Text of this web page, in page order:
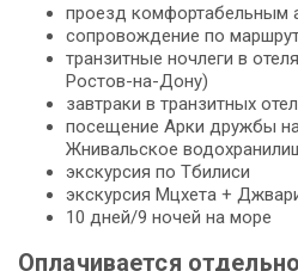
проезд комфортабельным
сопровождение по
транзитные ночлеги в
Ростов-на-Дону)
завтраки в транзитных
посещение Арки дружбы
Жнивальское
экскурсия по Тбилиси
экскурсия Мцхета +
10 дней/9 ночей на море
Оплачивается отдельно